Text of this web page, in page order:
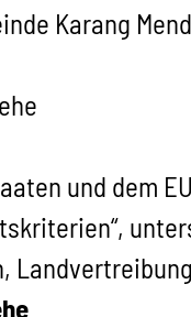
Karang
und dem